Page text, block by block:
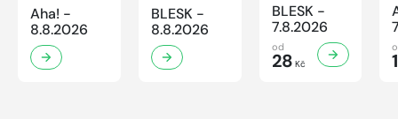
Aha! -
8.8.2026
BLESK -
8.8.2026
BLESK -
7.8.2026
od
28 Kč